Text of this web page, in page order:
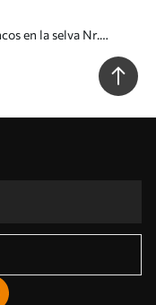
en la selva Nr.